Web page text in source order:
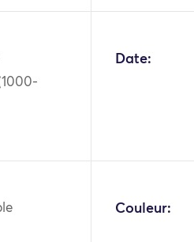
Date:
Couleur: